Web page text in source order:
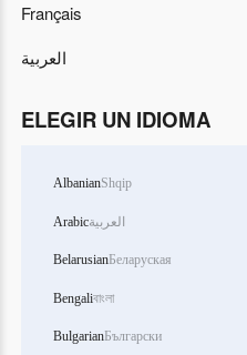
Français
العربية
ELEGIR UN IDIOMA
AlbanianShqip
Arabicالعربية
BelarusianБеларуская
Bengaliবাংলা
BulgarianБългарски